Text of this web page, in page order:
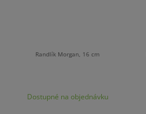
Randlík Morgan, 16 cm
Dostupné na objednávku